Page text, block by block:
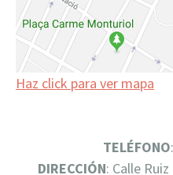
Haz click para ver mapa
TELÉFONO
DIRECCIÓN: Calle